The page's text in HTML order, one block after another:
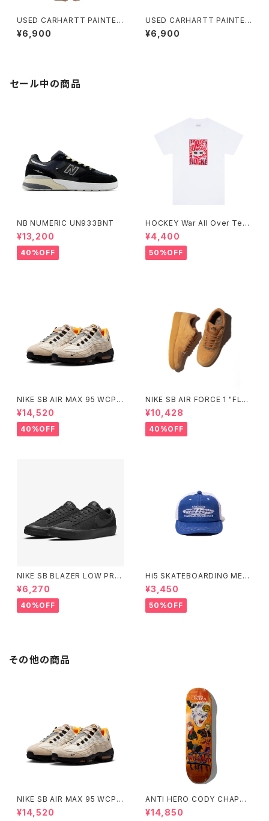
USED CARHARTT PAINTER
SHORT D ユーズド カーハート
ワークショーツ
¥6,900
USED CARHARTT PAINTER
SHORT C ユーズド カーハート
ワークショーツ
¥6,900
セール中の商品
NB NUMERIC UN933BNT
¥13,200
40%OFF
HOCKEY War All Over Tee
ホワイト
¥4,400
50%OFF
NIKE SB AIR MAX 95 WCP
ナイキエスビー エアマックス フ
ットボールコレクション Small
Size
¥14,520
40%OFF
NIKE SB AIR FORCE 1 "FLA
X" ナイキ エスビー エアフォー
スワン フラックス ウィート HM8
517-200 Small Size
¥10,428
40%OFF
NIKE SB BLAZER LOW PRO
GT BLACK/BLACK ナイキエ
スビー ブレーザー ロー ブラッ
ク
¥6,270
40%OFF
Hi5 SKATEBOARDING MELL
OW CONCAVE LOVERS CL
UB CAP
¥3,450
50%OFF
その他の商品
NIKE SB AIR MAX 95 WCP
ナイキエスビー エアマックス フ
ットボールコレクション Small
¥14,520
ANTI HERO CODY CHAPMA
N STILL BELIEVE 8.32インチ
アンタイヒーロー コディ チャッ
¥14,850